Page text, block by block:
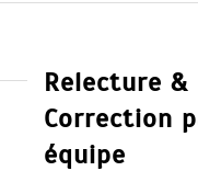
Relecture &
Correction
équipe